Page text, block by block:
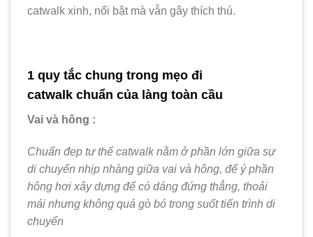
catwalk xinh, nổi bật mà vẫn gây thích thú.
1 quy tắc chung trong mẹo đi
catwalk chuẩn của làng toàn cầu
Vai và hông :
Chuẩn đẹp tư thế catwalk nằm ở phần lớn giữa sự
di chuyển nhịp nhàng giữa vai và hông, để ý phần
hông hơi xây dựng để có dáng đứng thẳng, thoải
mái nhưng không quá gò bó trong suốt tiến trình di
chuyển